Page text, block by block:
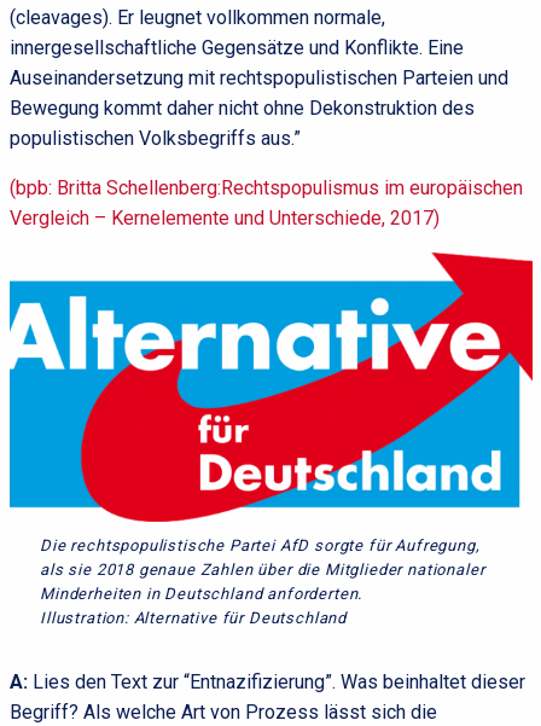
(cleavages). Er leugnet vollkommen normale,
innergesellschaftliche Gegensätze und Konflikte. Eine
Auseinandersetzung mit rechtspopulistischen Parteien und
Bewegung kommt daher nicht ohne Dekonstruktion des
populistischen Volksbegriffs aus.”
(bpb: Britta Schellenberg:Rechtspopulismus im europäischen
Vergleich – Kernelemente und Unterschiede, 2017)
Die rechtspopulistische Partei AfD sorgte für Aufregung,
als sie 2018 genaue Zahlen über die Mitglieder nationaler
Minderheiten in Deutschland anforderten.
Illustration: Alternative für Deutschland
A:Lies den Text zur “Entnazifizierung”. Was beinhaltet dieser
Begriff? Als welche Art von Prozess lässt sich die